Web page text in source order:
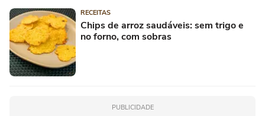
RECEITAS
Chips de arroz saudáveis: sem trigo e
no forno, com sobras
PUBLICIDADE